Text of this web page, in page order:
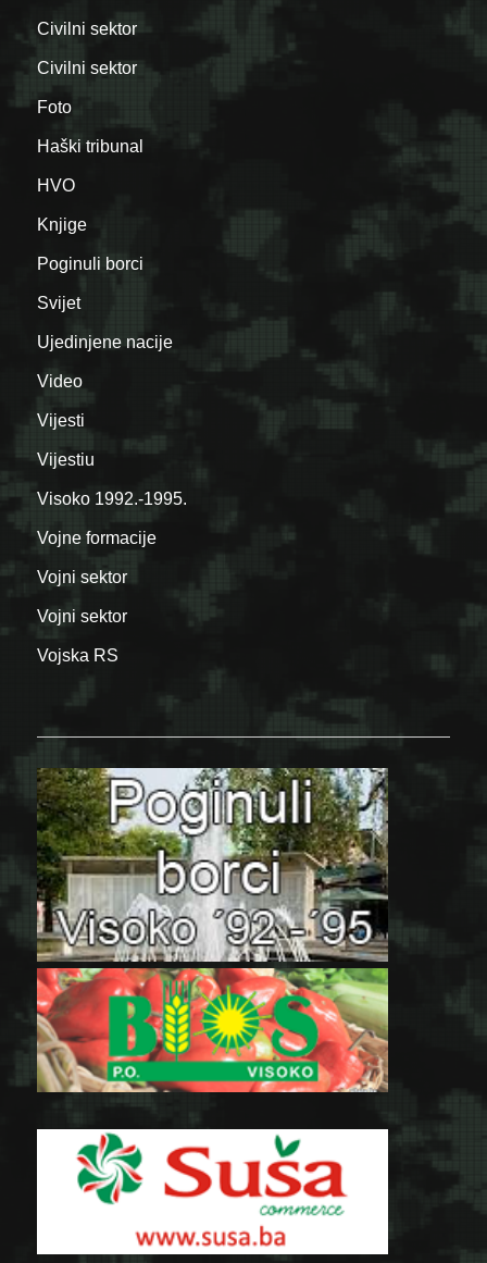
Civilni sektor
Civilni sektor
Foto
Haški tribunal
HVO
Knjige
Poginuli borci
Svijet
Ujedinjene nacije
Video
Vijesti
Vijestiu
Visoko 1992.-1995.
Vojne formacije
Vojni sektor
Vojni sektor
Vojska RS